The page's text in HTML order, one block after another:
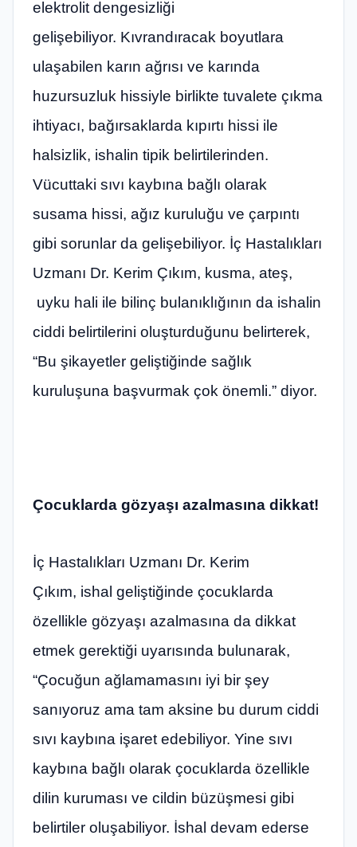
elektrolit dengesizliği
gelişebiliyor. Kıvrandıracak boyutlara
ulaşabilen karın ağrısı ve karında
huzursuzluk hissiyle birlikte tuvalete çıkma
ihtiyacı, bağırsaklarda kıpırtı hissi ile
halsizlik, ishalin tipik belirtilerinden.
Vücuttaki sıvı kaybına bağlı olarak
susama hissi, ağız kuruluğu ve çarpıntı
gibi sorunlar da gelişebiliyor. İç Hastalıkları
Uzmanı Dr. Kerim Çıkım, kusma, ateş,
uyku hali ile bilinç bulanıklığının da ishalin
ciddi belirtilerini oluşturduğunu belirterek,
“Bu şikayetler geliştiğinde sağlık
kuruluşuna başvurmak çok önemli.” diyor.
Çocuklarda gözyaşı azalmasına dikkat!
İç Hastalıkları Uzmanı Dr. Kerim
Çıkım, ishal geliştiğinde çocuklarda
özellikle gözyaşı azalmasına da dikkat
etmek gerektiği uyarısında bulunarak,
“Çocuğun ağlamamasını iyi bir şey
sanıyoruz ama tam aksine bu durum ciddi
sıvı kaybına işaret edebiliyor. Yine sıvı
kaybına bağlı olarak çocuklarda özellikle
dilin kuruması ve cildin büzüşmesi gibi
belirtiler oluşabiliyor. İshal devam ederse